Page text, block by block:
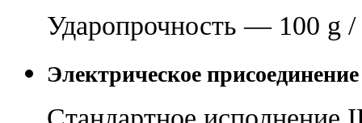
Ударопрочность — 100 g
Электрическое присоединение